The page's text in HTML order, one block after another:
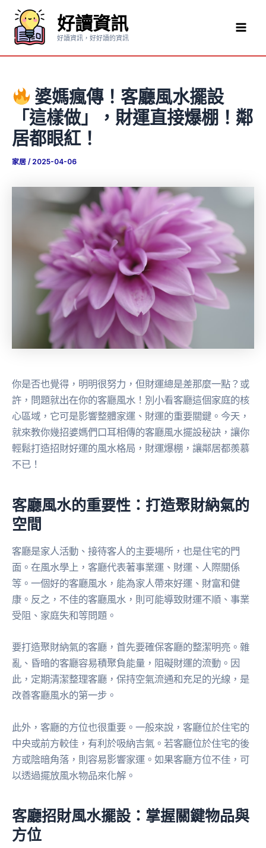
要
好讀資訊
好讀資訊，好好讀的資訊
婆媽瘋傳！客廳風水擺設
「這樣做」，財運直接爆棚！鄰
居都眼紅！
家居 / 2025-04-06
你是否也覺得，明明很努力，但財運總是差那麼一點？或
許，問題就出在你的客廳風水！別小看客廳這個家庭的核
心區域，它可是影響整體家運、財運的重要關鍵。今天，
就來教你幾招婆媽們口耳相傳的客廳風水擺設秘訣，讓你
輕鬆打造招財好運的風水格局，財運爆棚，讓鄰居都羨慕
不已！
客廳風水的重要性：打造聚財納氣的
空間
客廳是家人活動、接待客人的主要場所，也是住宅的門
面。在風水學上，客廳代表著事業運、財運、人際關係
等。一個好的客廳風水，能為家人帶來好運、財富和健
康。反之，不佳的客廳風水，則可能導致財運不順、事業
受阻、家庭失和等問題。
要打造聚財納氣的客廳，首先要確保客廳的整潔明亮。雜
亂、昏暗的客廳容易積聚負能量，阻礙財運的流動。因
此，定期清潔整理客廳，保持空氣流通和充足的光線，是
改善客廳風水的第一步。
此外，客廳的方位也很重要。一般來說，客廳位於住宅的
中央或前方較佳，有利於吸納吉氣。若客廳位於住宅的後
方或陰暗角落，則容易影響家運。如果客廳方位不佳，可
以透過擺放風水物品來化解。
客廳招財風水擺設：掌握關鍵物品與
方位